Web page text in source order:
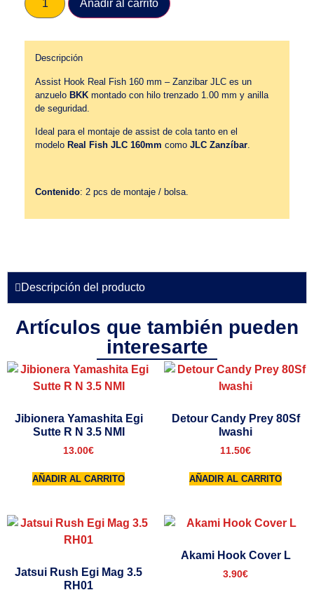
Añadir al carrito
Descripción
Assist Hook Real Fish 160 mm – Zanzibar JLC es un
anzuelo BKK montado con hilo trenzado 1.00 mm y anilla
de seguridad.
Ideal para el montaje de assist de cola tanto en el
modelo Real Fish JLC 160mm como JLC Zanzíbar.
Contenido: 2 pcs de montaje / bolsa.
Descripción del producto
Artículos que también pueden
interesarte
Jibionera Yamashita Egi
Sutte R N 3.5 NMI
13.00€
AÑADIR AL CARRITO
Detour Candy Prey 80Sf
Iwashi
11.50€
AÑADIR AL CARRITO
Jatsui Rush Egi Mag 3.5
RH01
Akami Hook Cover L
3.90€